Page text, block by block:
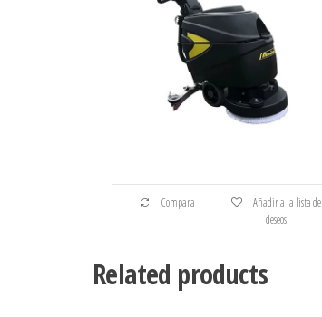
Compara
Añadir a la lista de
deseos
Related products